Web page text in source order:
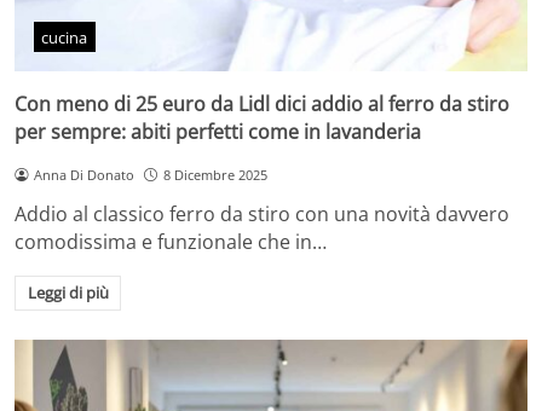
cucina
Con meno di 25 euro da Lidl dici addio al ferro da stiro
per sempre: abiti perfetti come in lavanderia
Anna Di Donato 8 Dicembre 2025
Addio al classico ferro da stiro con una novità davvero
comodissima e funzionale che in…
Leggi di più